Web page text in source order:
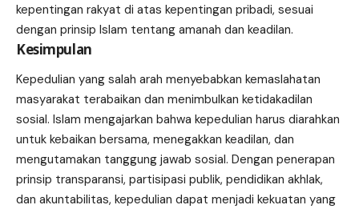
kepentingan rakyat di atas kepentingan pribadi, sesuai
dengan prinsip Islam tentang amanah dan keadilan.
Kesimpulan
Kepedulian yang salah arah menyebabkan kemaslahatan
masyarakat terabaikan dan menimbulkan ketidakadilan
sosial. Islam mengajarkan bahwa kepedulian harus diarahkan
untuk kebaikan bersama, menegakkan keadilan, dan
mengutamakan tanggung jawab sosial. Dengan penerapan
prinsip transparansi, partisipasi publik, pendidikan akhlak,
dan akuntabilitas, kepedulian dapat menjadi kekuatan yang